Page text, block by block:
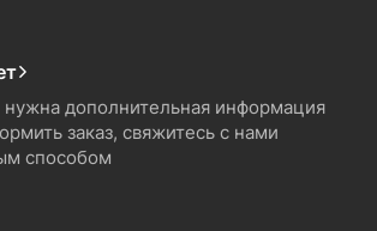
нужна дополнительная информация
заказ, свяжитесь с нами
способом